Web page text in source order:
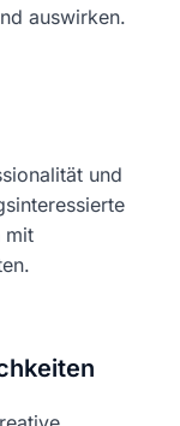
auswirken.
und
mit